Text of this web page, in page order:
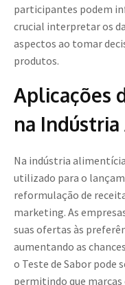
participantes podem
crucial interpretar os
aspectos ao tomar
produtos.
Aplicações
na
Na indústria
utilizado para o
reformulação de
marketing. As
suas ofertas às
aumentando as
o Teste de Sabor pode
permitindo que